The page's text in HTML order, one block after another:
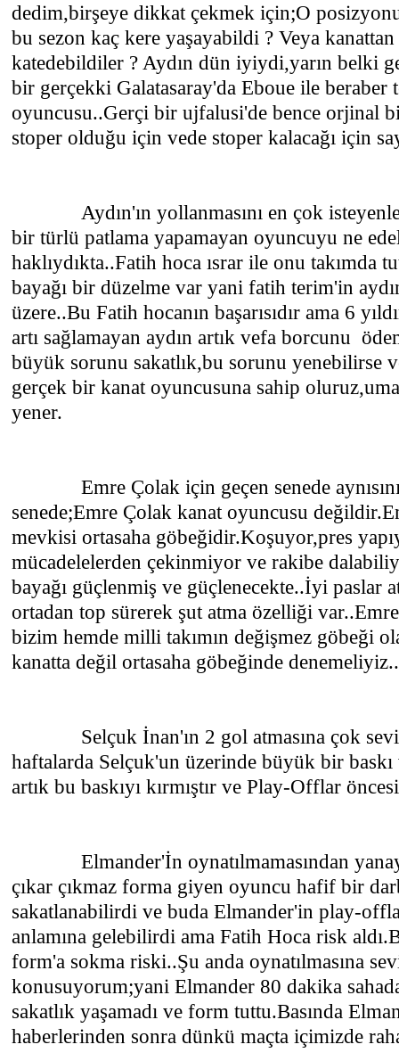
dedim,birşeye dikkat çekmek için;O
bu sezon kaç kere yaşayabildi ? Veya
katedebildiler ? Aydın dün iyiydi,yarın belki
bir gerçekki Galatasaray'da Eboue ile beraber
oyuncusu..Gerçi bir ujfalusi'de bence orjinal
stoper olduğu için vede stoper kalacağı için
Aydın'ın yollanmasını en çok
bir türlü patlama yapamayan oyuncuyu ne
haklıydıkta..Fatih hoca ısrar ile onu takımda
bayağı bir düzelme var yani fatih terim'in
üzere..Bu Fatih hocanın başarısıdır ama 6
artı sağlamayan aydın artık vefa borcunu
büyük sorunu sakatlık,bu sorunu yenebilirse
gerçek bir kanat oyuncusuna sahip
yener.
Emre Çolak için geçen senede
senede;Emre Çolak kanat oyuncusu
mevkisi ortasaha göbeğidir.Koşuyor,pres
mücadelelerden çekinmiyor ve rakibe
bayağı güçlenmiş ve güçlenecekte..İyi paslar
ortadan top sürerek şut atma özelliği
bizim hemde milli takımın değişmez göbeği
kanatta değil ortasaha göbeğinde denemeliyiz..
Selçuk İnan'ın 2 gol atmasına çok
haftalarda Selçuk'un üzerinde büyük bir
artık bu baskıyı kırmıştır ve Play-Offlar
Elmander'İn oynatılmamasından
çıkar çıkmaz forma giyen oyuncu hafif bir
sakatlanabilirdi ve buda Elmander'in play-
anlamına gelebilirdi ama Fatih Hoca risk
form'a sokma riski..Şu anda oynatılmasına
konusuyorum;yani Elmander 80 dakika
sakatlık yaşamadı ve form tuttu.Basında
haberlerinden sonra dünkü maçta içimizde